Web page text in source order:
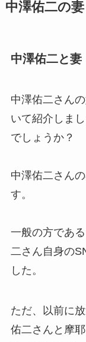
中澤佑二の
中澤佑二と妻
中澤佑二さん
いて紹介しま
でしょうか？
中澤佑二さん
す。
一般の方であ
二さん自身の
した。
ただ、以前に
佑二さんと摩